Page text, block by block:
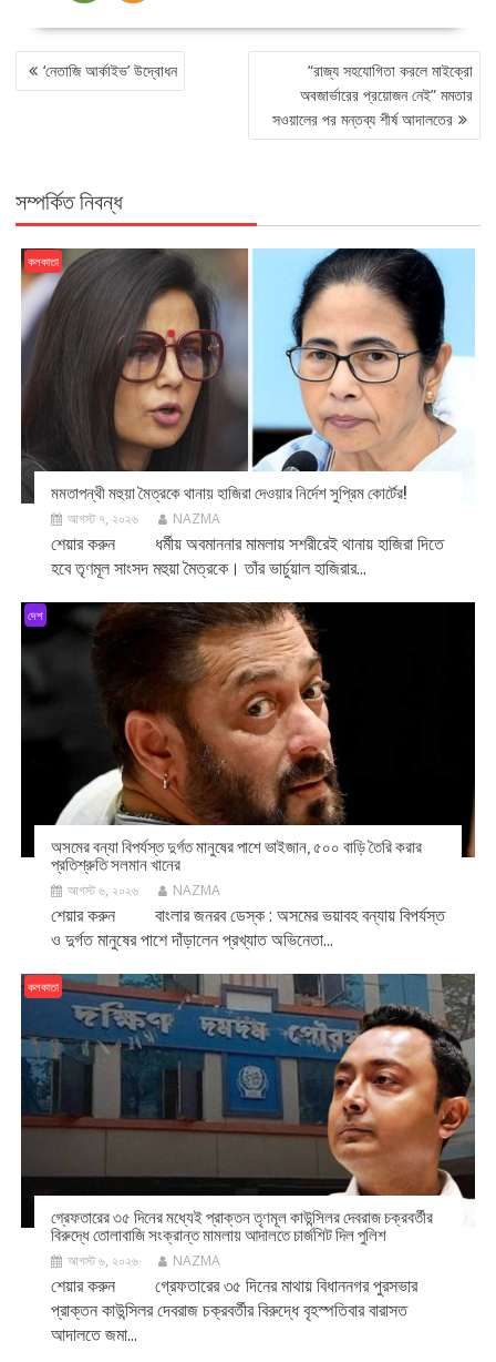
POST
NAVIGATION
‘নেতাজি আর্কাইভ’ উদ্বোধন
“রাজ্য সহযোগিতা করলে মাইক্রো
অবজার্ভারের প্রয়োজন নেই” মমতার
সওয়ালের পর মন্তব্য শীর্ষ আদালতের
সম্পর্কিত নিবন্ধ
কলকাতা
মমতাপন্থী মহুয়া মৈত্রকে থানায় হাজিরা দেওয়ার নির্দেশ সুপ্রিম কোর্টের!
আগস্ট ৭, ২০২৬ NAZMA
শেয়ার করুন ধর্মীয় অবমাননার মামলায় সশরীরেই থানায় হাজিরা দিতে
হবে তৃণমূল সাংসদ মহুয়া মৈত্রকে। তাঁর ভার্চুয়াল হাজিরার...
দেশ
অসমের বন্যা বিপর্যস্ত দুর্গত মানুষের পাশে ভাইজান, ৫০০ বাড়ি তৈরি করার
প্রতিশ্রুতি সলমান খানের
আগস্ট ৬, ২০২৬ NAZMA
শেয়ার করুন বাংলার জনরব ডেস্ক : অসমের ভয়াবহ বন্যায় বিপর্যস্ত
ও দুর্গত মানুষের পাশে দাঁড়ালেন প্রখ্যাত অভিনেতা...
কলকাতা
গ্রেফতারের ৩৫ দিনের মধ্যেই প্রাক্তন তৃণমূল কাউন্সিলর দেবরাজ চক্রবর্তীর
বিরুদ্ধে তোলাবাজি সংক্রান্ত মামলায় আদালতে চার্জশিট দিল পুলিশ
আগস্ট ৬, ২০২৬ NAZMA
শেয়ার করুন গ্রেফতারের ৩৫ দিনের মাথায় বিধাননগর পুরসভার
প্রাক্তন কাউন্সিলর দেবরাজ চক্রবর্তীর বিরুদ্ধে বৃহস্পতিবার বারাসত
আদালতে জমা...